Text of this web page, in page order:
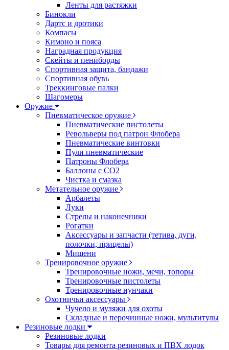
Ленты для растяжки
Бинокли
Дартс и дротики
Компасы
Кимоно и пояса
Наградная продукция
Скейты и пениборды
Спортивная защита, бандажи
Спортивная обувь
Треккинговые палки
Шагомеры
Оружие
Пневматическое оружие
Пневматические пистолеты
Револьверы под патрон Флобера
Пневматические винтовки
Пули пневматические
Патроны Флобера
Баллоны с CO2
Чистка и смазка
Метательное оружие
Арбалеты
Луки
Стрелы и наконечники
Рогатки
Аксессуары и запчасти (тетива, дуги,
полочки, прицелы)
Мишени
Тренировочное оружие
Тренировочные ножи, мечи, топоры
Тренировочные пистолеты
Тренировочные нунчаки
Охотничьи аксессуары
Чучело и муляжи для охоты
Складные и перочинные ножи, мультитулы
Резиновые лодки
Резиновые лодки
Товары для ремонта резиновых и ПВХ лодок